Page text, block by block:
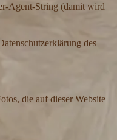
Agent-String (damit wird
des
die auf dieser Website